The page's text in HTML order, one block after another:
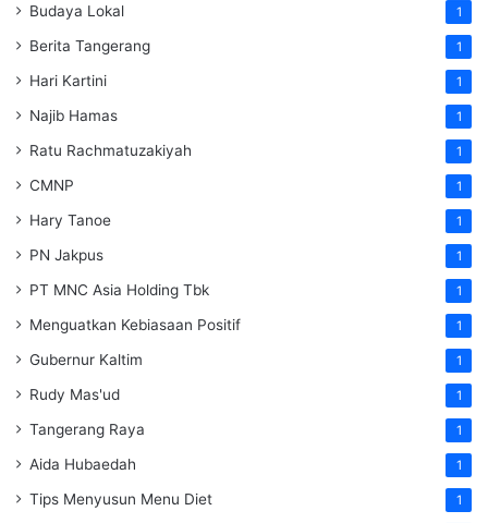
Budaya Lokal 1
Berita Tangerang 1
Hari Kartini 1
Najib Hamas 1
Ratu Rachmatuzakiyah 1
CMNP 1
Hary Tanoe 1
PN Jakpus 1
PT MNC Asia Holding Tbk 1
Menguatkan Kebiasaan Positif 1
Gubernur Kaltim 1
Rudy Mas'ud 1
Tangerang Raya 1
Aida Hubaedah 1
Tips Menyusun Menu Diet 1